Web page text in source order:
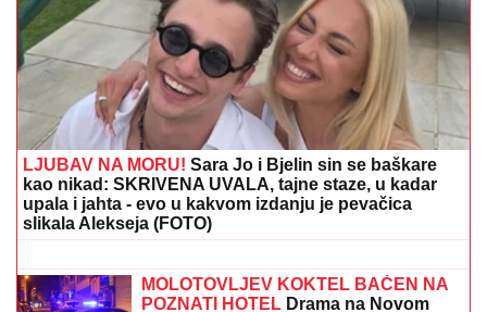
LJUBAV NA MORU! Sara Jo i Bjelin sin se baškare
kao nikad: SKRIVENA UVALA, tajne staze, u kadar
upala i jahta - evo u kakvom izdanju je pevačica
slikala Alekseja (FOTO)
Jahović pokradena za 50.000 EVRA:
Nasela na prevaru devojke iz Crne